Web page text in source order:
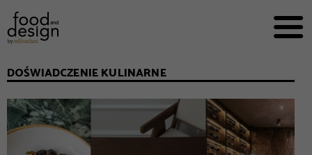


EKSPERCI
FOOD WORKING
E-BOOKI
DOŚWIADCZENIE KULINARNE